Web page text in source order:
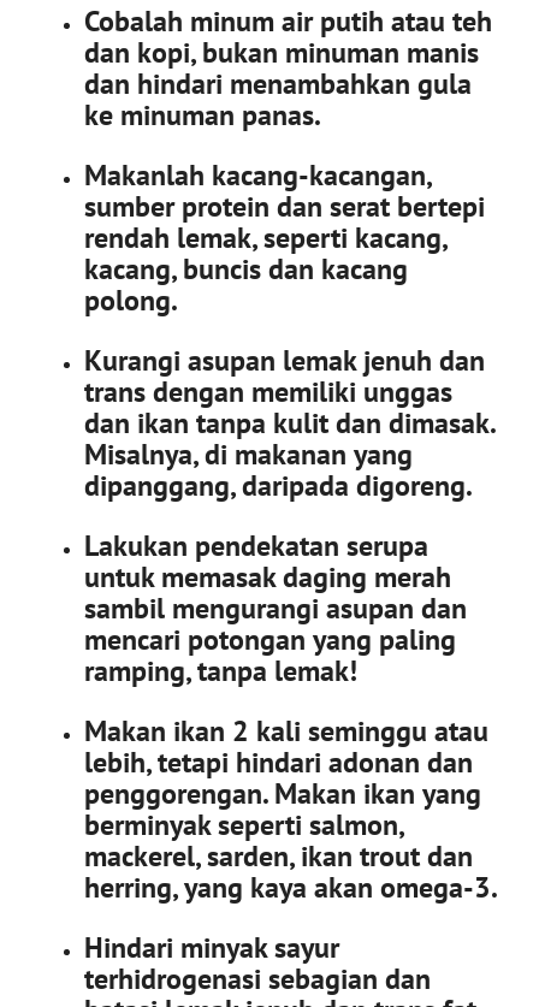
Cobalah minum air putih atau teh
dan kopi, bukan minuman manis
dan hindari menambahkan gula
ke minuman panas.
Makanlah kacang-kacangan,
sumber protein dan serat bertepi
rendah lemak, seperti kacang,
kacang, buncis dan kacang
polong.
Kurangi asupan lemak jenuh dan
trans dengan memiliki unggas
dan ikan tanpa kulit dan dimasak.
Misalnya, di makanan yang
dipanggang, daripada digoreng.
Lakukan pendekatan serupa
untuk memasak daging merah
sambil mengurangi asupan dan
mencari potongan yang paling
ramping, tanpa lemak!
Makan ikan 2 kali seminggu atau
lebih, tetapi hindari adonan dan
penggorengan. Makan ikan yang
berminyak seperti salmon,
mackerel, sarden, ikan trout dan
herring, yang kaya akan omega-3.
Hindari minyak sayur
terhidrogenasi sebagian dan